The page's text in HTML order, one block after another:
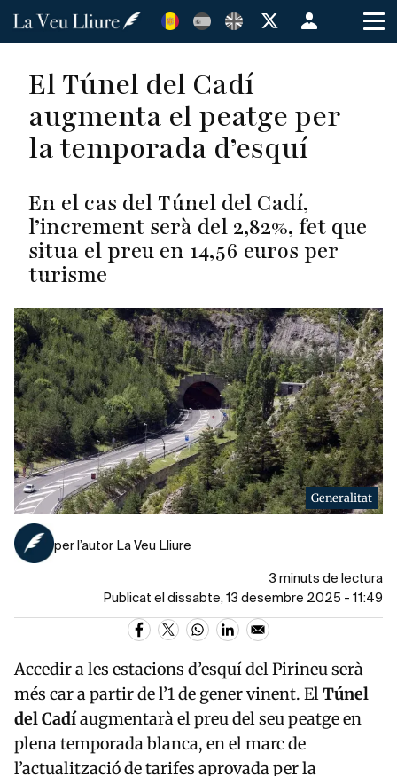
Vés
Menú
de
usuario
El Túnel del Cadí
augmenta el peatge per
la temporada d’esquí
En el cas del Túnel del Cadí,
l’increment serà del 2,82%, fet que
situa el preu en 14,56 euros per
turisme
Generalitat
per l’autor La Veu Lliure
3 minuts de lectura
Publicat el dissabte, 13 desembre 2025 - 11:49
Accedir a les estacions d’esquí del Pirineu serà
més car a partir de l’1 de gener vinent. ElTúnel
del Cadíaugmentarà el preu del seu peatge en
plena temporada blanca, en el marc de
l’actualització de tarifes aprovada per la